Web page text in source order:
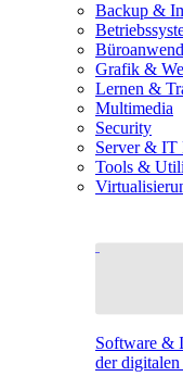
Backup &
Grafik &
Lernen &
Multimedia
Security
Server & IT
Tools &
Software &
der